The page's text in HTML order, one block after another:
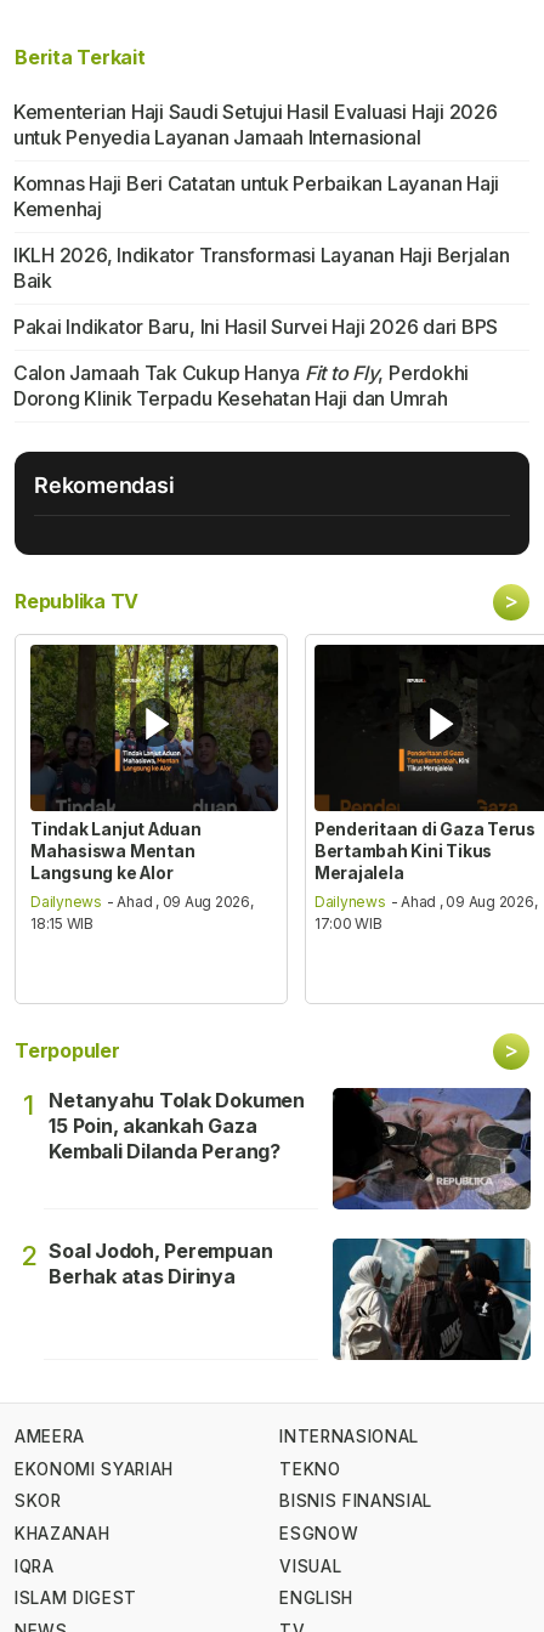
Berita Terkait
Kementerian Haji Saudi Setujui Hasil Evaluasi Haji 2026
untuk Penyedia Layanan Jamaah Internasional
Komnas Haji Beri Catatan untuk Perbaikan Layanan Haji
Kemenhaj
IKLH 2026, Indikator Transformasi Layanan Haji Berjalan
Baik
Pakai Indikator Baru, Ini Hasil Survei Haji 2026 dari BPS
Calon Jamaah Tak Cukup Hanya Fit to Fly, Perdokhi
Dorong Klinik Terpadu Kesehatan Haji dan Umrah
Rekomendasi
Republika TV >
Tindak Lanjut Aduan
Mahasiswa Mentan
Langsung ke Alor
Dailynews - Ahad , 09 Aug 2026,
18:15 WIB
Penderitaan di Gaza Terus
Bertambah Kini Tikus
Merajalela
Dailynews - Ahad , 09 Aug 2026,
17:00 WIB
Terpopuler >
1
Netanyahu Tolak Dokumen
15 Poin, akankah Gaza
Kembali Dilanda Perang?
2 Soal Jodoh, Perempuan
Berhak atas Dirinya
AMEERA
EKONOMI SYARIAH
SKOR
KHAZANAH
IQRA
ISLAM DIGEST
INTERNASIONAL
TEKNO
BISNIS FINANSIAL
ESGNOW
VISUAL
ENGLISH